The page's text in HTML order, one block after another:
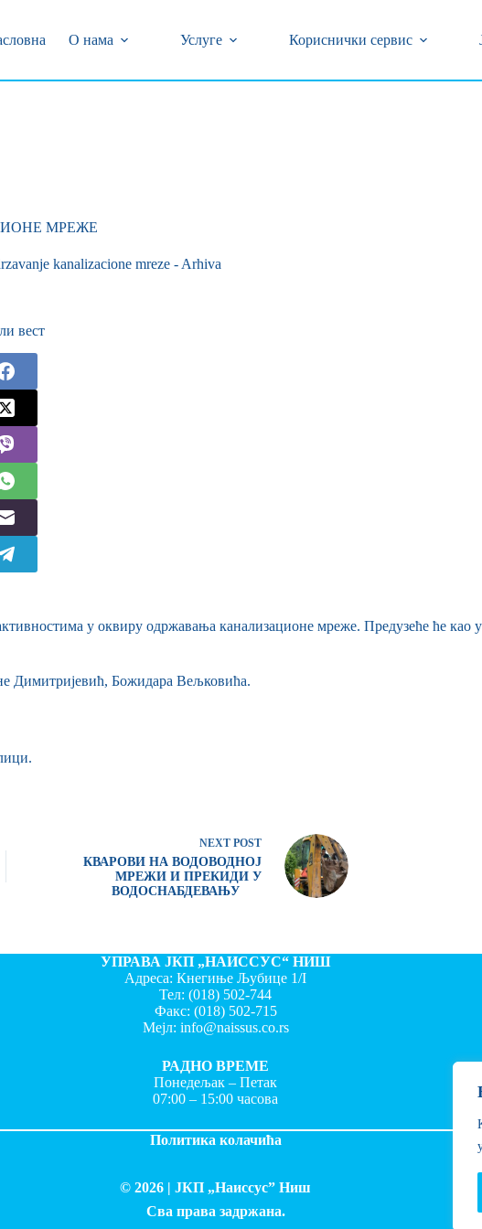
О нама Услуге Кориснички сервис
МРЕЖЕ
kanalizacione mreze - Arhiva
вест
у оквиру одржавања канализационе мреже. Предузеће ће
Димитријевић, Божидара Вељковића.
NEXT POST
КВАРОВИ НА ВОДОВОДНОЈ
МРЕЖИ И ПРЕКИДИ У
ВОДОСНАБДЕВАЊУ
УПРАВА ЈКП „НАИССУС“ НИШ
Адреса: Кнегиње Љубице 1/I
Тел:(018) 502-744
Факс: (018) 502-715
Мејл: info@naissus.co.rs
РАДНО ВРЕМЕ
Понедељак – Петак
07:00 – 15:00 часова
Политика колачића
© 2026 |ЈКП „Наиссус” Ниш
Сва права задржана.